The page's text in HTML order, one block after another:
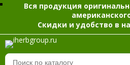
Вся продукция
Скидки и удобство в